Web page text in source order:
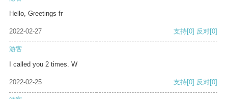
Hello, Greetings fr
2022-02-27 支持[0] 反对[0]
游客
I called you 2 times. W
2022-02-25 支持[0] 反对[0]